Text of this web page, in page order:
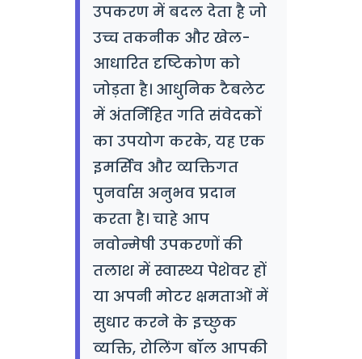
उपकरण में बदल देता है जो
उच्च तकनीक और खेल-
आधारित दृष्टिकोण को
जोड़ता है। आधुनिक टैबलेट
में अंतर्निहित गति संवेदकों
का उपयोग करके, यह एक
इमर्सिव और व्यक्तिगत
पुनर्वास अनुभव प्रदान
करता है। चाहे आप
नवोन्मेषी उपकरणों की
तलाश में स्वास्थ्य पेशेवर हों
या अपनी मोटर क्षमताओं में
सुधार करने के इच्छुक
व्यक्ति, रोलिंग बॉल आपकी